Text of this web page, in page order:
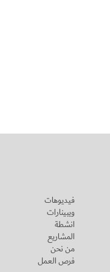
فيديوهات
ويبينارات
انشطة
المشاريع
من نحن
فرص العمل